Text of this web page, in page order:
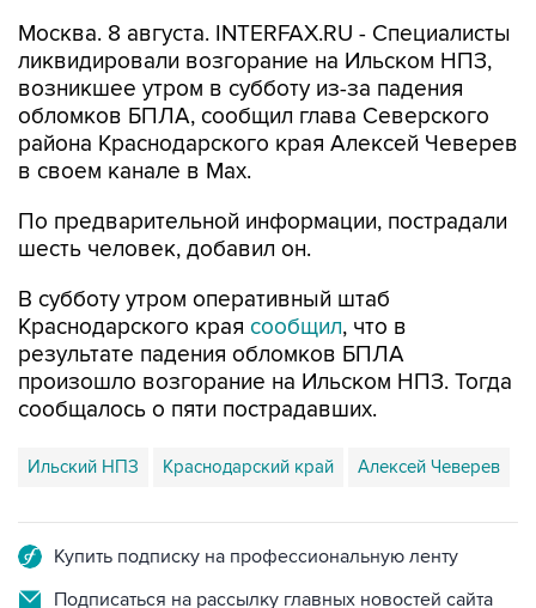
Москва. 8 августа. INTERFAX.RU - Специалисты
ликвидировали возгорание на Ильском НПЗ,
возникшее утром в субботу из-за падения
обломков БПЛА, сообщил глава Северского
района Краснодарского края Алексей Чеверев
в своем канале в Max.
По предварительной информации, пострадали
шесть человек, добавил он.
В субботу утром оперативный штаб
Краснодарского края сообщил, что в
результате падения обломков БПЛА
произошло возгорание на Ильском НПЗ. Тогда
сообщалось о пяти пострадавших.
Ильский НПЗ Краснодарский край Алексей Чеверев
Купить подписку на профессиональную ленту
Подписаться на рассылку главных новостей сайта